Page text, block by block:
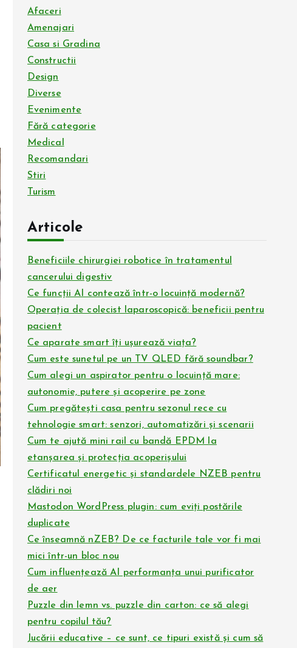
Afaceri
Amenajari
Casa si Gradina
Constructii
Design
Diverse
Evenimente
Fără categorie
Medical
Recomandari
Stiri
Turism
Articole
Beneficiile chirurgiei robotice în tratamentul
cancerului digestiv
Ce funcții AI contează într-o locuință modernă?
Operația de colecist laparoscopică: beneficii pentru
pacient
Ce aparate smart îți ușurează viața?
Cum este sunetul pe un TV QLED fără soundbar?
Cum alegi un aspirator pentru o locuință mare:
autonomie, putere și acoperire pe zone
Cum pregătești casa pentru sezonul rece cu
tehnologie smart: senzori, automatizări și scenarii
Cum te ajută mini rail cu bandă EPDM la
etanșarea și protecția acoperișului
Certificatul energetic și standardele NZEB pentru
clădiri noi
Mastodon WordPress plugin: cum eviți postările
duplicate
Ce înseamnă nZEB? De ce facturile tale vor fi mai
mici într-un bloc nou
Cum influențează AI performanța unui purificator
de aer
Puzzle din lemn vs. puzzle din carton: ce să alegi
pentru copilul tău?
Jucării educative – ce sunt, ce tipuri există și cum să